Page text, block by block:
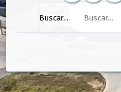
Buscar...